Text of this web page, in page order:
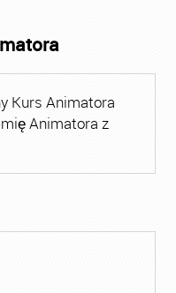
Kurs Animatora
Animatora z